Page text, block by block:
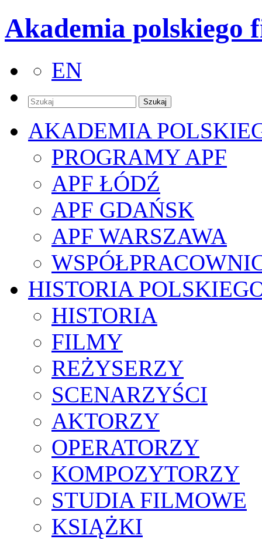
Akademia polskiego
EN
AKADEMIA
PROGRAMY APF
APF ŁÓDŹ
APF GDAŃSK
APF WARSZAWA
HISTORIA
HISTORIA
FILMY
REŻYSERZY
SCENARZYŚCI
AKTORZY
OPERATORZY
KOMPOZYTORZY
STUDIA FILMOWE
KSIĄŻKI